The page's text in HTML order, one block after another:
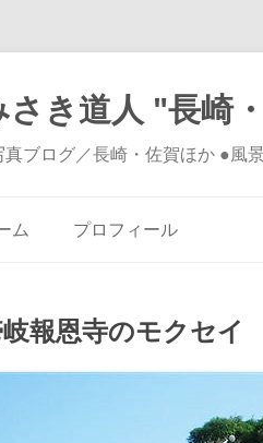
さき道人 "長崎
真ブログ／長崎・佐賀ほか ●風
ム プロフィール
報恩寺のモクセ